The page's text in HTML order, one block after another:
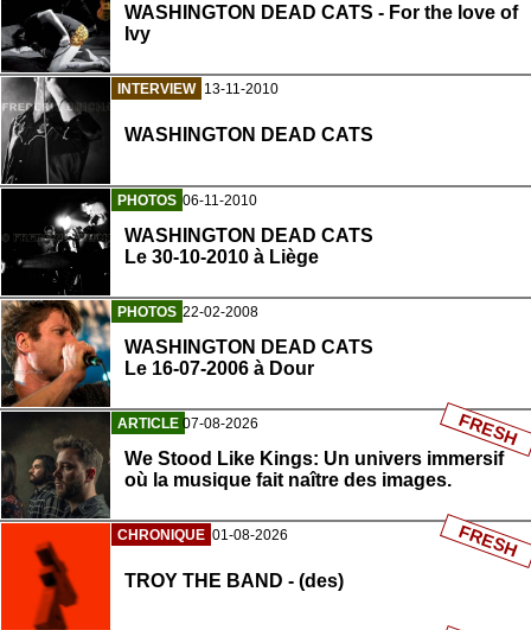
WASHINGTON DEAD CATS - For the love of
Ivy
INTERVIEW 13-11-2010
WASHINGTON DEAD CATS
PHOTOS 06-11-2010
WASHINGTON DEAD CATS
Le 30-10-2010 à Liège
PHOTOS 22-02-2008
WASHINGTON DEAD CATS
Le 16-07-2006 à Dour
ARTICLE 07-08-2026
We Stood Like Kings: Un univers immersif
où la musique fait naître des images.
FRESH
CHRONIQUE 01-08-2026
TROY THE BAND - (des)
FRESH